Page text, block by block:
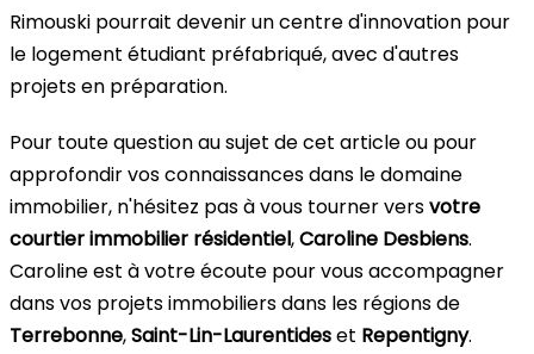
Rimouski pourrait devenir un centre d'innovation pour
le logement étudiant préfabriqué, avec d'autres
projets en préparation.
Pour toute question au sujet de cet article ou pour
approfondir vos connaissances dans le domaine
immobilier, n'hésitez pas à vous tourner versvotre
courtier immobilier résidentiel,Caroline Desbiens.
Caroline est à votre écoute pour vous accompagner
dans vos projets immobiliers dans les régions de
Terrebonne,Saint-Lin-Laurentideset Repentigny.